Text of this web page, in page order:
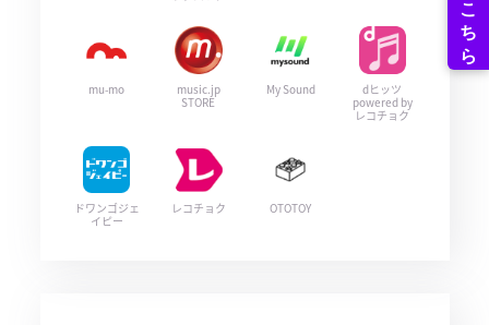
mu-mo
music.jp
STORE
My Sound
dヒッツ
powered by
レコチョク
ドワンゴジェ
イピー
レコチョク OTOTOY